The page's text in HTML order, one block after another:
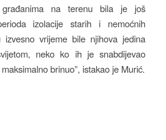
na terenu bila je još
izolacije starih i nemoćnih
izvesno vrijeme bile njihova jedina
neko ko ih je snabdijevao
brinuo”, istakao je Murić.